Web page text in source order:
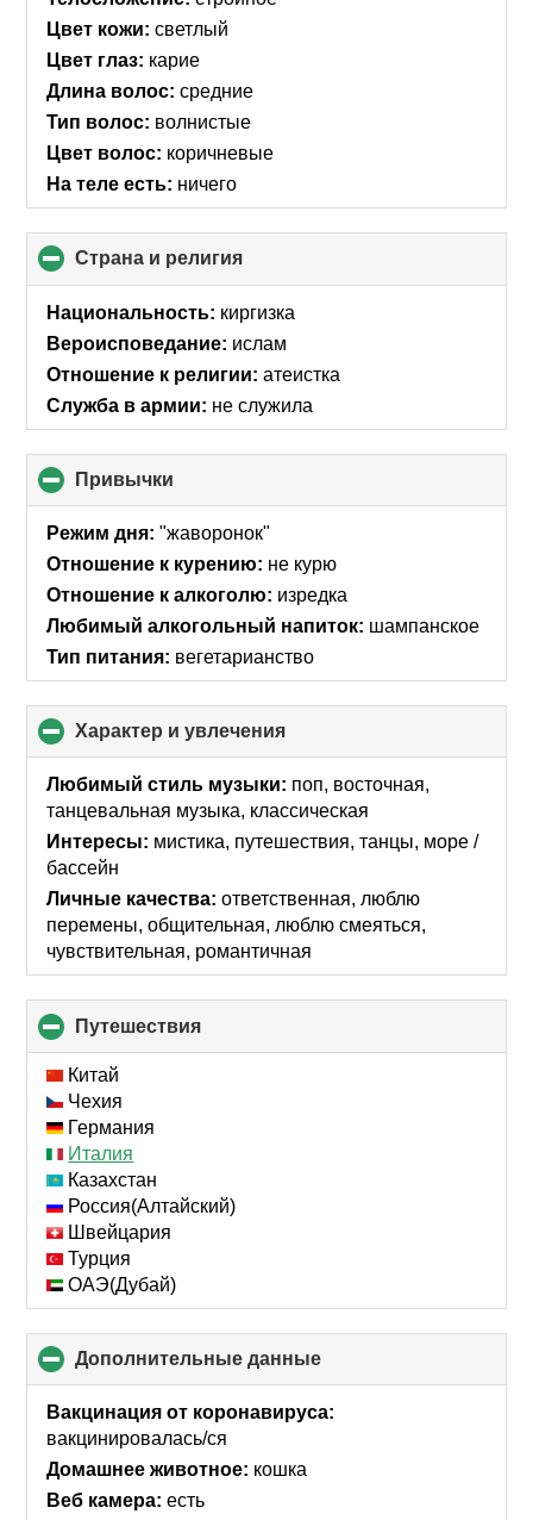
Цвет кожи: светлый
Цвет глаз: карие
Длина волос: средние
Тип волос: волнистые
Цвет волос: коричневые
На теле есть: ничего
Страна и религия
to
collapse
Национальность: киргизка
Вероисповедание: ислам
Отношение к религии: атеистка
Служба в армии: не служила
Привычки
to
collapse
Режим дня: "жаворонок"
Отношение к курению: не курю
Отношение к алкоголю: изредка
Любимый алкогольный напиток: шампанское
Тип питания: вегетарианство
Характер и увлечения
to
collapse
contents
Любимый стиль музыки: поп, восточная,
танцевальная музыка, классическая
Интересы: мистика, путешествия, танцы, море /
бассейн
Личные качества: ответственная, люблю
перемены, общительная, люблю смеяться,
чувствительная, романтичная
Путешествия
to
Китай
Чехия
Германия
Италия
Казахстан
Россия(Алтайский)
Швейцария
Турция
ОАЭ(Дубай)
Дополнительные данные
to
collapse
Вакцинация от коронавируса:
вакцинировалась/ся
Домашнее животное: кошка
Веб камера: есть